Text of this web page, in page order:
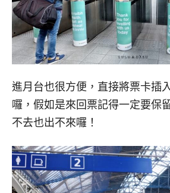
進月台也很方便，直接將票卡插
囉，假如是來回票記得一定要保
不去也出不來囉！